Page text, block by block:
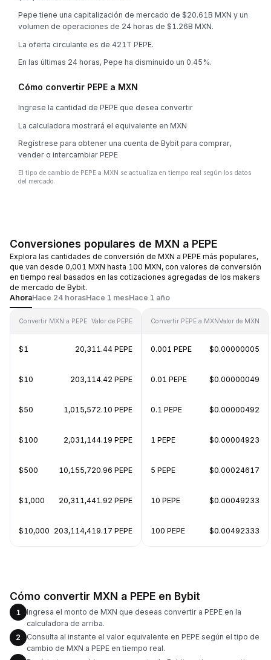
Pepe tiene una capitalización de mercado de $20.61B MXN y un
volumen de operaciones de 24 horas de $1.26B MXN.
La oferta circulante es de 421T PEPE.
En las últimas 24 horas, Pepe ha disminuido un 0.45%.
Cómo convertir PEPE a MXN
Ingrese la cantidad de PEPE que desea convertir
La calculadora mostrará el equivalente en MXN
Regístrese para obtener una cuenta de Bybit para comprar,
vender o intercambiar PEPE
El tipo de cambio de PEPE a MXN se actualiza en tiempo real según los datos
del mercado.
Conversiones populares de MXN a PEPE
Explora las cantidades de conversión de MXN a PEPE más populares,
que van desde 0,001 MXN hasta 100 MXN, con valores de conversión
en tiempo real basados en las cotizaciones agregadas de los makers
de mercado de Bybit.
AhoraHace 24 horasHace 1 mesHace 1 año
Convertir MXN a PEPE Valor de PEPE
$1 20,311.44 PEPE
$10 203,114.42 PEPE
$50 1,015,572.10 PEPE
$100 2,031,144.19 PEPE
$500 10,155,720.96 PEPE
$1,000 20,311,441.92 PEPE
$10,000 203,114,419.17 PEPE
Convertir PEPE a MXNValor de MXN
0.001 PEPE $0.00000005
0.01 PEPE $0.00000049
0.1 PEPE $0.00000492
1 PEPE $0.00004923
5 PEPE $0.00024617
10 PEPE $0.00049233
100 PEPE $0.00492333
Cómo convertir MXN a PEPE en Bybit
1
Ingresa el monto de MXN que deseas convertir a PEPE en la
calculadora de arriba.
2
Consulta al instante el valor equivalente en PEPE según el tipo de
cambio de MXN a PEPE en tiempo real.